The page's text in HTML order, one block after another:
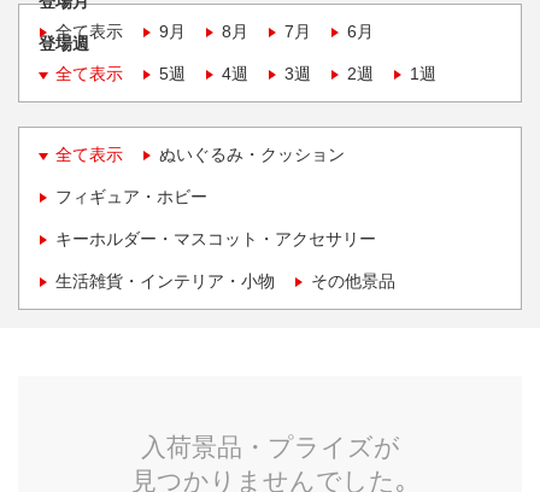
全て表示
9月 8月 7月 6月
登場週
全て表示
5週 4週 3週 2週 1週
全て表示 ぬいぐるみ・クッション
フィギュア・ホビー
キーホルダー・マスコット・アクセサリー
生活雑貨・インテリア・小物 その他景品